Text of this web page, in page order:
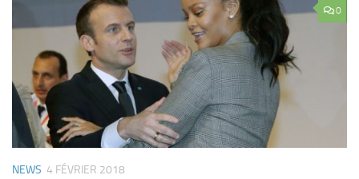
0
NEWS 4 FÉVRIER 2018